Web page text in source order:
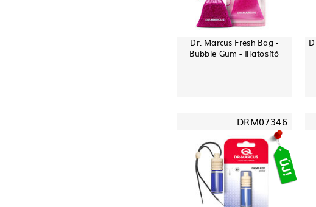
Dr. Marcus Fresh Bag -
Bubble Gum - Illatosító
DRM07346